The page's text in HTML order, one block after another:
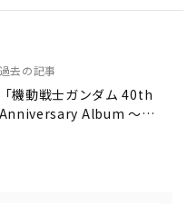
過去の記事
「機動戦士ガンダム 40th
Anniversary Album ～